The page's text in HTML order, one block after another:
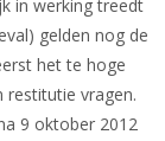
in werking treedt
gelden nog de
het te hoge
restitutie vragen.
9 oktober 2012